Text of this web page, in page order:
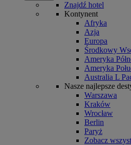
Znajdź hotel
Kontynent
Afryka
Azja
Europa
Środkowy
Ameryka
Ameryka
Australia L
Nasze najlepsze
Warszawa
Kraków
Wrocław
Berlin
Paryż
Zobacz